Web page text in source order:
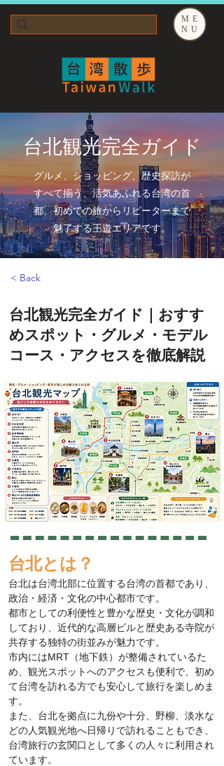
ME
NU
台北観光完全ガイド
グルメ、ショッピング、歴史探訪が
すべて揃う、活気あふれる台湾の首
都。初めての旅からリピーターまで
魅了する王道エリアです。
< Back
台北観光完全ガイド｜おすす
めスポット・グルメ・モデル
コース・アクセスを徹底解説
台北とは？
台北は台湾北部に位置する台湾の首都であり、
政治・経済・文化の中心都市です。
都市としての利便性と豊かな歴史・文化が調和
しており、近代的な高層ビルと歴史ある寺院が
共存する独特の街並みが魅力です。
市内にはMRT（地下鉄）が整備されているた
め、観光スポットへのアクセスも便利で、初め
て台湾を訪れる方でも安心して旅行を楽しめま
す。
また、台北を拠点に九份や十分、野柳、淡水な
どの人気観光地へ日帰りで訪れることもでき、
台湾旅行の玄関口として多くの人々に利用され
ています。